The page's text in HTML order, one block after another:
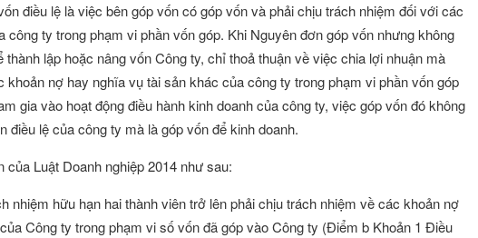
điều lệ là việc bên góp vốn có góp vốn và phải chịu trách nhiệm đối với các
công ty trong phạm vi phần vốn góp. Khi Nguyên đơn góp vốn nhưng không
thành lập hoặc nâng vốn Công ty, chỉ thoả thuận về việc chia lợi nhuận mà
khoản nợ hay nghĩa vụ tài sản khác của công ty trong phạm vi phần vốn góp
gia vào hoạt động điều hành kinh doanh của công ty, việc góp vốn đó không
điều lệ của công ty mà là góp vốn để kinh doanh.
của Luật Doanh nghiệp 2014 như sau:
nhiệm hữu hạn hai thành viên trở lên phải chịu trách nhiệm về các khoản nợ
Công ty trong phạm vi số vốn đã góp vào Công ty (Điểm b Khoản 1 Điều